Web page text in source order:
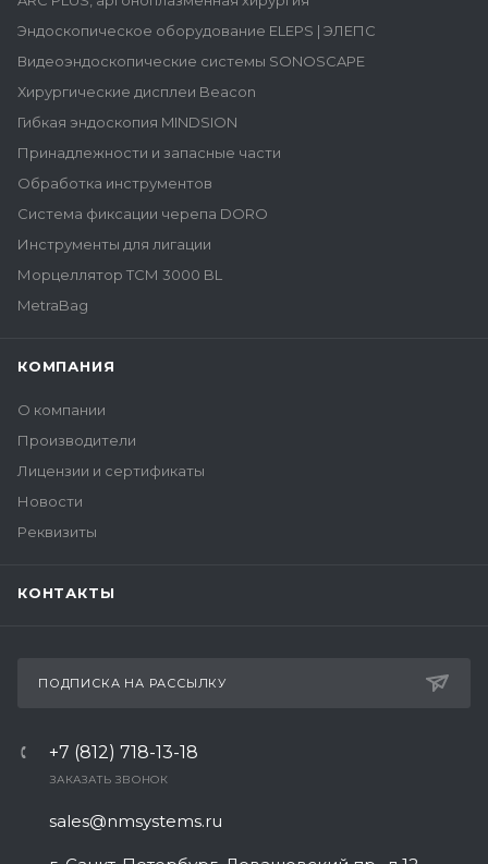
Эндоскопическое оборудование ELEPS | ЭЛЕПС
Видеоэндоскопические системы SONOSCAPE
Хирургические дисплеи Beacon
Гибкая эндоскопия MINDSION
Принадлежности и запасные части
Обработка инструментов
Система фиксации черепа DORO
Инструменты для лигации
Морцеллятор ТСМ 3000 BL
MetraBag
КОМПАНИЯ
О компании
Производители
Лицензии и сертификаты
Новости
Реквизиты
КОНТАКТЫ
ПОДПИСКА НА РАССЫЛКУ
+7 (812) 718-13-18
ЗАКАЗАТЬ ЗВОНОК
sales@nmsystems.ru